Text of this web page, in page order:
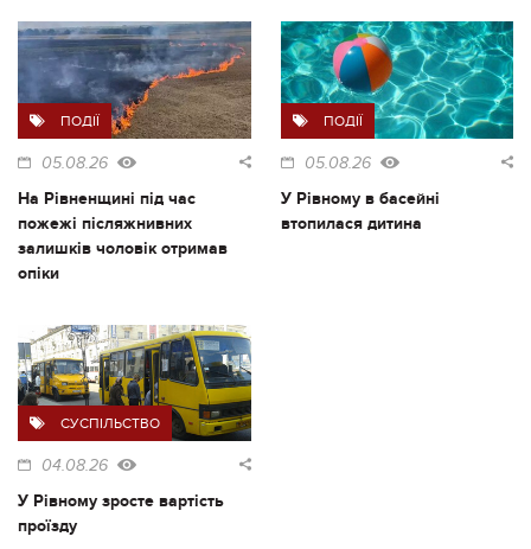
ПОДІЇ
05.08.26
На Рівненщині під час
пожежі післяжнивних
залишків чоловік отримав
опіки
ПОДІЇ
05.08.26
У Рівному в басейні
втопилася дитина
СУСПІЛЬСТВО
04.08.26
У Рівному зросте вартість
проїзду